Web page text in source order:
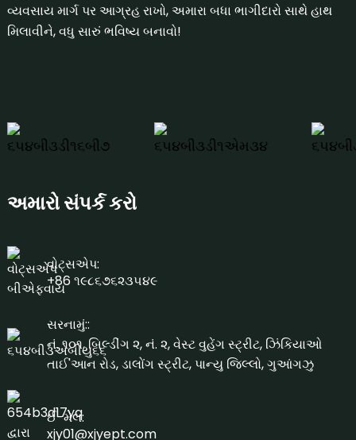
વ્યવસાય માર્ગ પર આગ્રહ રાખો, અમારા બધા ભાગીદારો સાથે હાથ
મિલાવીને, વધુ સારું ભવિષ્ય બનાવો!
અમારો સંપર્ક કરો
વોટ્સએપ:
+86 ૧૯૮૬૭૬૨૩૫૪૯
સરનામું::
નં. ૧૦૧, બિલ્ડીંગ ૨, નં. ૨, વેસ્ટ વુહેંગ સ્ટ્રીટ, ઝિંકિયાઓ
તાઈ'આન રોડ, ડાલોંગ સ્ટ્રીટ, પાન્યુ જિલ્લો, ગુઆંગઝુ
ઈ-મેલ:
xjy01@xjyept.com